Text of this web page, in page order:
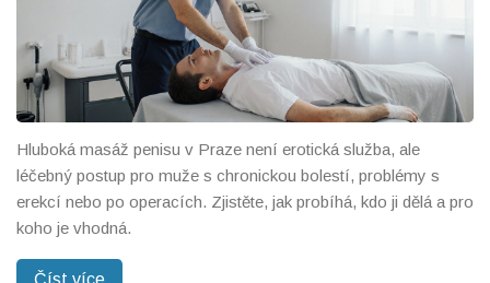
Hluboká masáž penisu v Praze není erotická služba, ale
léčebný postup pro muže s chronickou bolestí, problémy s
erekcí nebo po operacích. Zjistěte, jak probíhá, kdo ji dělá a pro
koho je vhodná.